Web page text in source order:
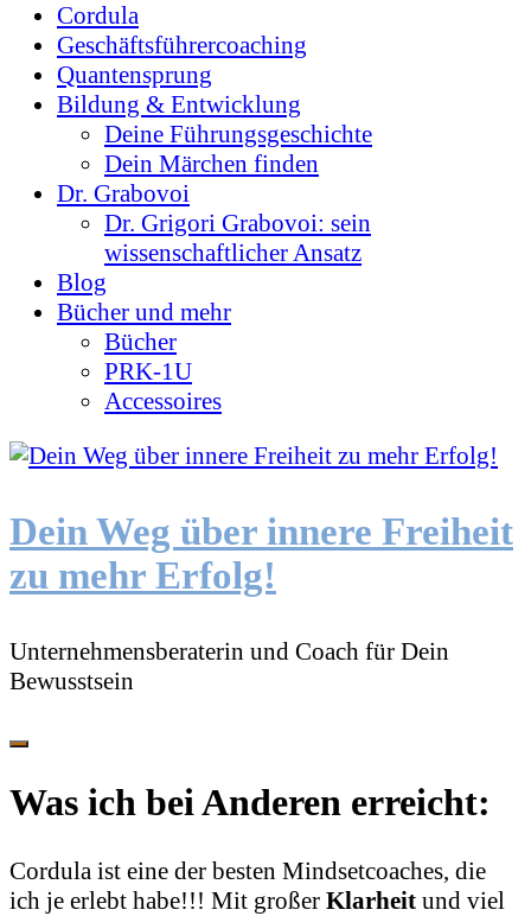
Cordula
Geschäftsführercoaching
Quantensprung
Bildung & Entwicklung
Deine Führungsgeschichte
Dein Märchen finden
Dr. Grabovoi
Dr. Grigori Grabovoi: sein
wissenschaftlicher Ansatz
Blog
Bücher und mehr
Bücher
PRK-1U
Accessoires
Dein Weg über innere Freiheit
zu mehr Erfolg!
Unternehmensberaterin und Coach für Dein
Bewusstsein
Was ich bei Anderen erreicht:
Cordula ist eine der besten Mindsetcoaches, die
ich je erlebt habe!!! Mit großer Klarheit und viel